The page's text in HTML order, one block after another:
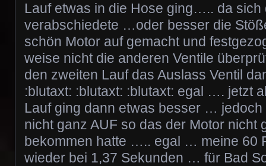
Lauf etwas in die Hose ging….. da sich
verabschiedete …oder besser die
schön Motor auf gemacht und
weise nicht die anderen Ventile
den zweiten Lauf das Auslass Ventil
:blutaxt: :blutaxt: :blutaxt: egal …. jetzt
Lauf ging dann etwas besser …
nicht ganz AUF so das der Motor nicht
bekommen hatte ….. egal … meine 60
wieder bei 1,37 Sekunden … für Bad